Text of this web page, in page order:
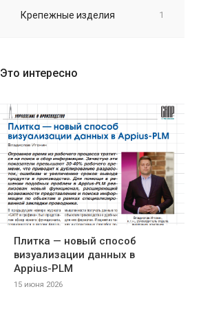
Крепежные изделия 1
Это интересно
Плитка — новый способ
визуализации данных в
Appius-PLM
15 июня 2026